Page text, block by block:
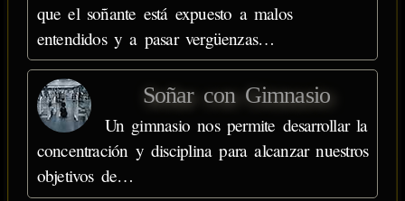
que el soñante está expuesto a malos
entendidos y a pasar vergüenzas…
Soñar con Gimnasio
Un gimnasio nos permite desarrollar la
concentración y disciplina para alcanzar nuestros
objetivos de…